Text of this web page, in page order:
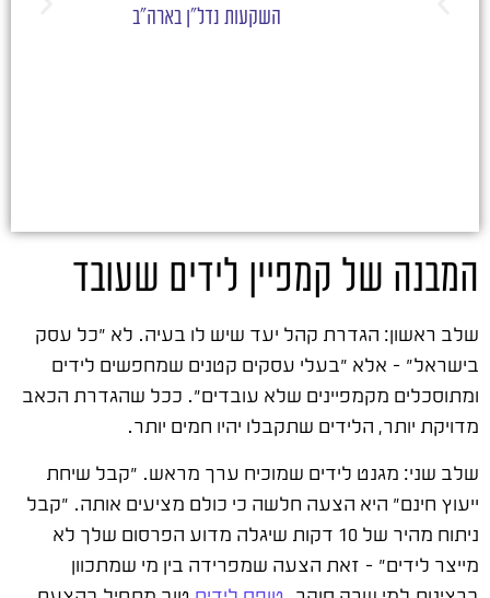
השקעות נדל"ן בארה"ב
המבנה של קמפיין לידים שעובד
שלב ראשון: הגדרת קהל יעד שיש לו בעיה. לא "כל עסק
בישראל" – אלא "בעלי עסקים קטנים שמחפשים לידים
ומתוסכלים מקמפיינים שלא עובדים". ככל שהגדרת הכאב
מדויקת יותר, הלידים שתקבלו יהיו חמים יותר.
שלב שני: מגנט לידים שמוכיח ערך מראש. "קבל שיחת
ייעוץ חינם" היא הצעה חלשה כי כולם מציעים אותה. "קבל
ניתוח מהיר של 10 דקות שיגלה מדוע הפרסום שלך לא
מייצר לידים" – זאת הצעה שמפרידה בין מי שמתכוון